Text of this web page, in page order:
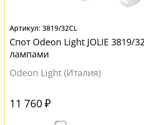
3819/32CL
Спот Odeon Light JOLIE 3819/
лампами
Odeon Light (Италия)
11 760 ₽